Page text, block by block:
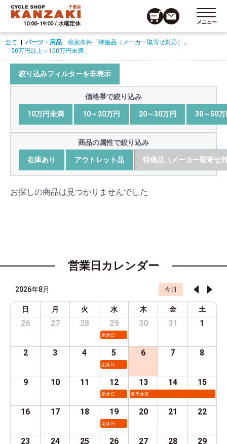
10:00-19:00 / 水曜定休 メニュー
全て パーツ・用品 検索条件 「特価品（メーカー取寄せ対応）」
「50万円以上～100万円未満」
絞り込みフィルターを非表示
価格帯で絞り込み
10万円未満 10～20万円 20～30万円 30～50万
商品の属性で絞り込み
在庫あり アウトレット品 特価品（メーカー取寄せ
お探しの商品は見つかりませんでした
営業日カレンダー
2026年8月 今日
日 月 火 水 木 金 土
26 27 28 29
定休日
30 31 1
2 3 4 5
定休日
6 7 8
9 10 11 12
定休日
13
夏季休業
14 15
16 17 18 19
定休日
20 21 22
23 24 25 26 27 28 29